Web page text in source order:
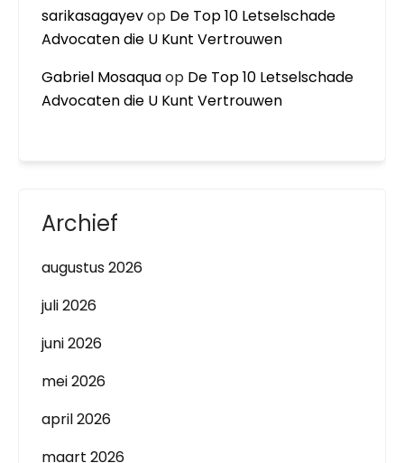
sarikasagayevop De Top 10 Letselschade
Advocaten die U Kunt Vertrouwen
Gabriel Mosaquaop De Top 10 Letselschade
Advocaten die U Kunt Vertrouwen
Archief
augustus 2026
juli 2026
juni 2026
mei 2026
april 2026
maart 2026